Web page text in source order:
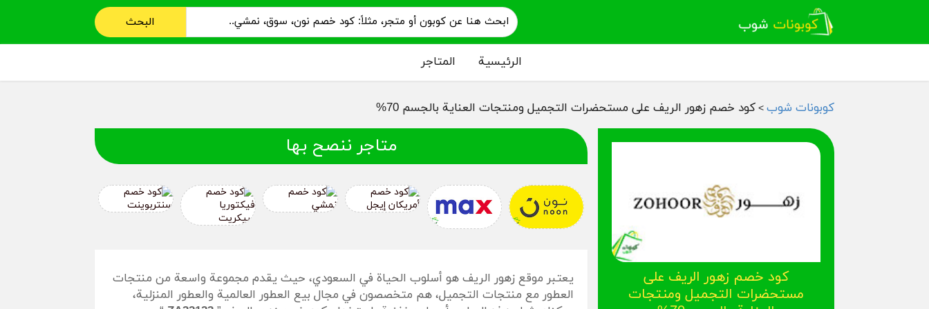
البحث
الرئيسية المتاجر
كوبونات شوب > كود خصم زهور الريف على مستحضرات التجميل ومنتجات العناية بالجسم 70%
كود خصم زهور الريف على
مستحضرات التجميل ومنتجات
متاجر ننصح بها
يعتبر موقع زهور الريف هو أسلوب الحياة في السعودي، حيث يقدم مجموعة واسعة من منتجات
العطور مع منتجات التجميل، هم متخصصون في مجال بيع العطور العالمية والعطور المنزلية،